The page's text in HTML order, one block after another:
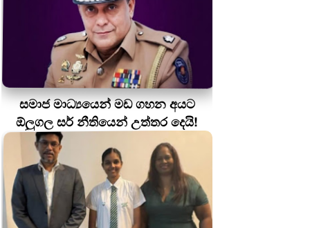
සමාජ මාධ්‍යයෙන් මඩ ගහන අයට
ඕලුගල සර් නීතියෙන් උත්තර දෙයි!